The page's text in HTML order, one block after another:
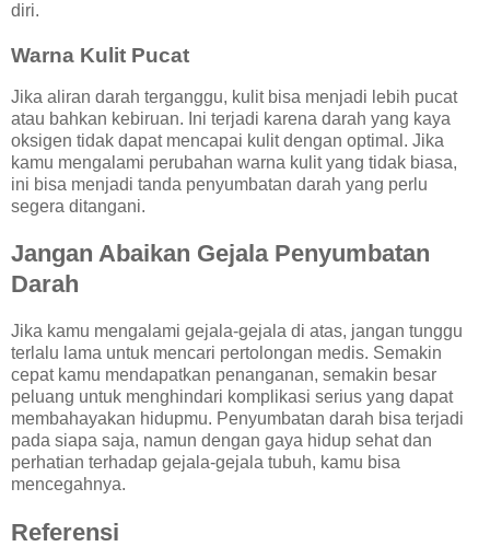
diri.
Warna Kulit Pucat
Jika aliran darah terganggu, kulit bisa menjadi lebih pucat
atau bahkan kebiruan. Ini terjadi karena darah yang kaya
oksigen tidak dapat mencapai kulit dengan optimal. Jika
kamu mengalami perubahan warna kulit yang tidak biasa,
ini bisa menjadi tanda penyumbatan darah yang perlu
segera ditangani.
Jangan Abaikan Gejala Penyumbatan
Darah
Jika kamu mengalami gejala-gejala di atas, jangan tunggu
terlalu lama untuk mencari pertolongan medis. Semakin
cepat kamu mendapatkan penanganan, semakin besar
peluang untuk menghindari komplikasi serius yang dapat
membahayakan hidupmu. Penyumbatan darah bisa terjadi
pada siapa saja, namun dengan gaya hidup sehat dan
perhatian terhadap gejala-gejala tubuh, kamu bisa
mencegahnya.
Referensi